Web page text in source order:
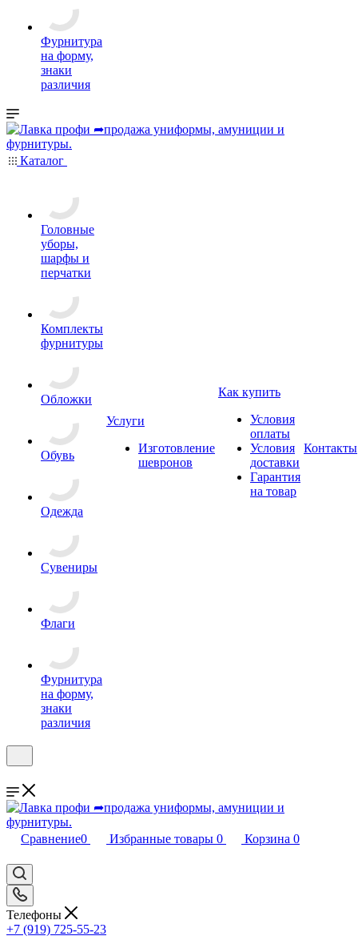
Фурнитура
на форму,
знаки
различия
Каталог
Головные
уборы,
шарфы и
перчатки
Комплекты
фурнитуры
Обложки
Обувь
Одежда
Сувениры
Флаги
Фурнитура
на форму,
знаки
различия
Услуги
Изготовление
шевронов
Как купить
Условия
оплаты
Условия
доставки
Гарантия
на товар
Контакты
Сравнение0 Избранные товары 0 Корзина 0
Телефоны
+7 (919) 725-55-23